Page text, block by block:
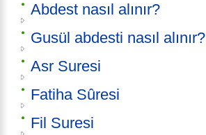
Abdest nasıl alınır?
Gusül abdesti nasıl alınır?
Asr Suresi
Fatiha Sûresi
Fil Suresi